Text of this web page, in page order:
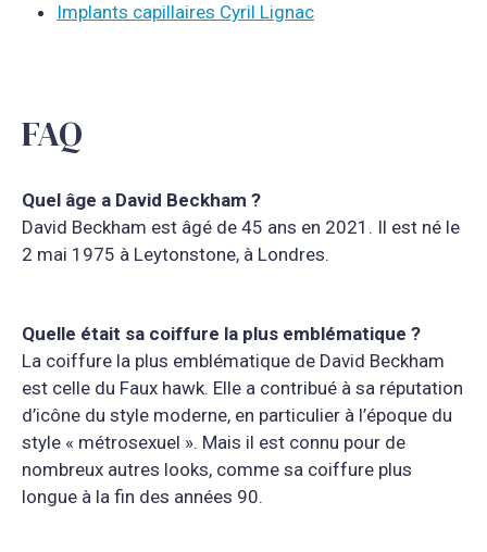
Implants capillaires Cyril Lignac
FAQ
Quel âge a David Beckham ?
David Beckham est âgé de 45 ans en 2021. Il est né le
2 mai 1975 à Leytonstone, à Londres.
Quelle était sa coiffure la plus emblématique ?
La coiffure la plus emblématique de David Beckham
est celle du Faux hawk. Elle a contribué à sa réputation
d’icône du style moderne, en particulier à l’époque du
style « métrosexuel ». Mais il est connu pour de
nombreux autres looks, comme sa coiffure plus
longue à la fin des années 90.